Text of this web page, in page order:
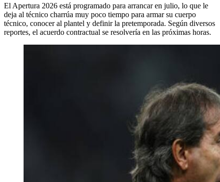
El Apertura 2026 está programado para arrancar en julio, lo que le
deja al técnico charrúa muy poco tiempo para armar su cuerpo
técnico, conocer al plantel y definir la pretemporada. Según diversos
reportes, el acuerdo contractual se resolvería en las próximas horas.